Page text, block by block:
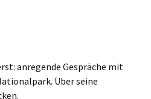
anregende Gespräche mit
Über seine